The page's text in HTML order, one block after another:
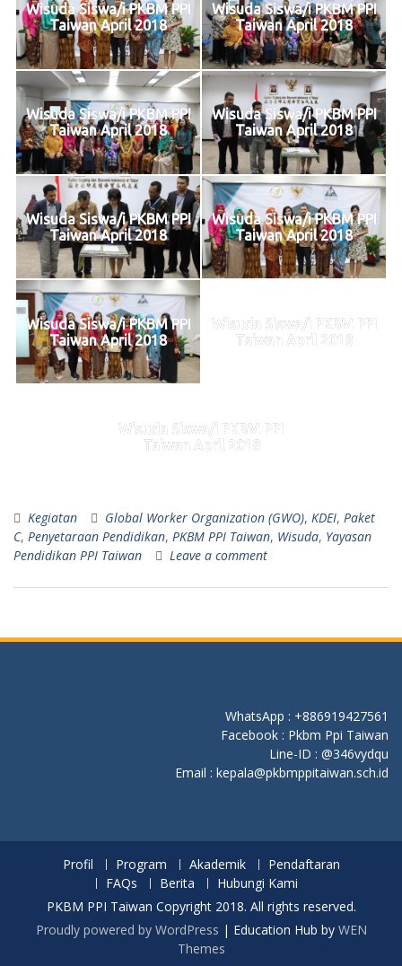
Wisuda Siswa/i PKBM PPI
Taiwan April 2018
Wisuda Siswa/i PKBM PPI
Taiwan April 2018
Wisuda Siswa/i PKBM PPI
Taiwan April 2018
Wisuda Siswa/i PKBM PPI
Taiwan April 2018
Wisuda Siswa/i PKBM PPI
Taiwan April 2018
Wisuda Siswa/i PKBM PPI
Taiwan April 2018
Wisuda Siswa/i PKBM PPI
Taiwan April 2018
Wisuda Siswa/i PKBM PPI
Taiwan April 2018
Wisuda Siswa/i PKBM PPI
Taiwan April 2018
Kegiatan Global Worker Organization (GWO), KDEI, Paket
C, Penyetaraan Pendidikan, PKBM PPI Taiwan, Wisuda, Yayasan
Pendidikan PPI Taiwan
Leave a comment
WhatsApp : +886919427561
Facebook : Pkbm Ppi Taiwan
Line-ID : @346vydqu
Email : kepala@pkbmppitaiwan.sch.id
Profil Program Akademik
Pendaftaran
FAQs
Berita
Hubungi Kami
PKBM PPI Taiwan Copyright 2018. All rights reserved.
Proudly powered by WordPress | Education Hub by WEN
Themes